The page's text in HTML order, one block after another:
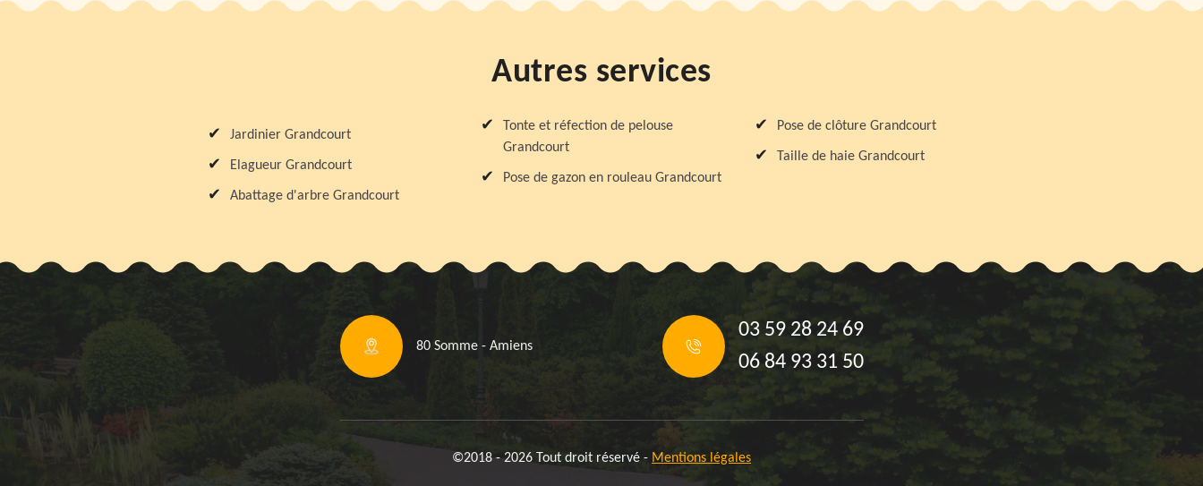
Autres services
Jardinier Grandcourt
Elagueur Grandcourt
Abattage d'arbre Grandcourt
Tonte et réfection de pelouse
Grandcourt
Pose de gazon en rouleau Grandcourt
Pose de clôture Grandcourt
Taille de haie Grandcourt
80 Somme - Amiens
03 59 28 24 69
06 84 93 31 50
©2018 - 2026 Tout droit réservé - Mentions légales